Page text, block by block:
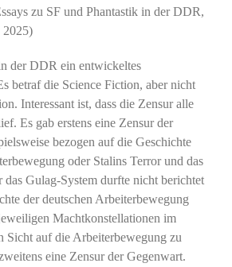
zu SF und Phantastik in der DDR,
2025)
der DDR ein entwickeltes
betraf die Science Fiction, aber nicht
Interessant ist, dass die Zensur alle
Es gab erstens eine Zensur der
bezogen auf die Geschichte
oder Stalins Terror und das
das Gulag-System durfte nicht berichtet
der deutschen Arbeiterbewegung
Machtkonstellationen im
Sicht auf die Arbeiterbewegung zu
eine Zensur der Gegenwart.